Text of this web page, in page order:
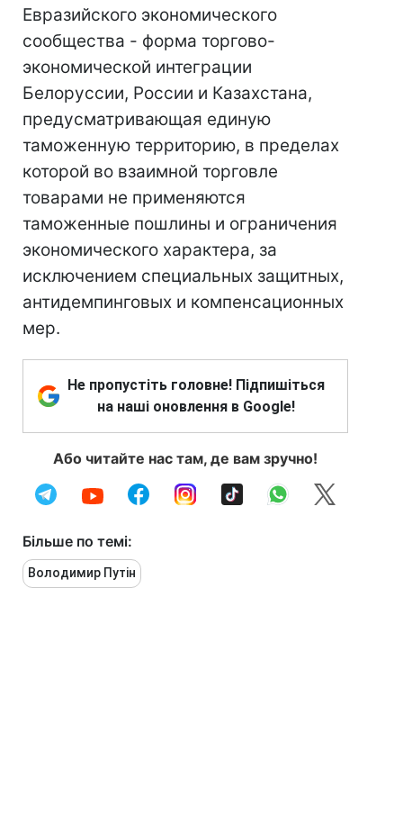
Евразийского экономического
сообщества - форма торгово-
экономической интеграции
Белоруссии, России и Казахстана,
предусматривающая единую
таможенную территорию, в пределах
которой во взаимной торговле
товарами не применяются
таможенные пошлины и ограничения
экономического характера, за
исключением специальных защитных,
антидемпинговых и компенсационных
мер.
Не пропустіть головне! Підпишіться
на наші оновлення в Google!
Або читайте нас там, де вам зручно!
Більше по темі:
Володимир Путін